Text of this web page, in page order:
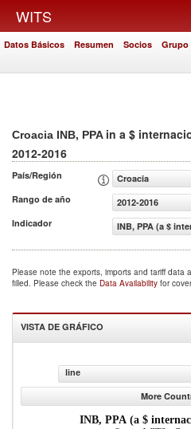
WITS
Datos Básicos Resumen Socios Grupo
Croacia INB, PPA in a $
2012-2016
País/Región
Croacia
Rango de año
2012-2016
Indicador
INB, PPA (a $
Please note the exports, imports and tariff
filled. Please check the Data Availability for
VISTA DE GRÁFICO
line
More
INB, PPA (a $